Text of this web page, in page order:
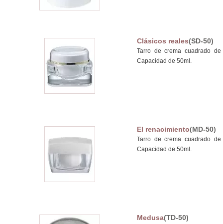
Clásicos reales(SD-50)
Tarro de crema cuadrado
Capacidad de 50ml.
El renacimiento(MD-50)
Tarro de crema cuadrado
Capacidad de 50ml.
Medusa(TD-50)